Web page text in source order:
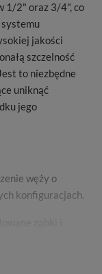
1/2" oraz 3/4", co
jakości
szczelność
to niezbędne
uniknąć
jego
węży o
konfiguracjach.
polipropylenu